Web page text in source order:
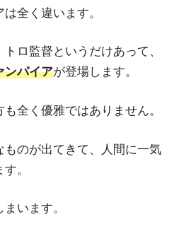
全く違います。
ロ監督というだけあって、
ンパイアが登場します。
全く優雅ではありません。
ものが出てきて、人間に一気
。
います。